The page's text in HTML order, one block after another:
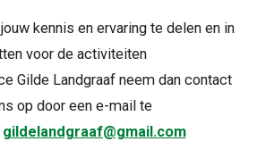
kennis en ervaring te delen en in
voor de activiteiten
Gilde Landgraaf neem dan contact
op door een e-mail te
gildelandgraaf@gmail.com